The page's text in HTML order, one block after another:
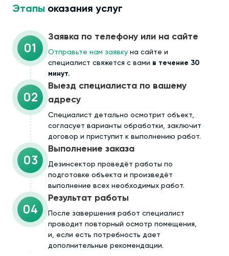
Этапы оказания услуг
01
Заявка по телефону или на сайте
Отправьте нам заявку на сайте и
специалист свяжется с вами в течение 30
минут.
02
Выезд специалиста по вашему
адресу
Cпециалист детально осмотрит объект,
согласует варианты обработки, заключит
договор и приступит к выполнению работ.
03
Выполнение заказа
Дезинсектор проведёт работы по
подготовке объекта и произведёт
выполнение всех необходимых работ.
04
Результат работы
После завершения работ специалист
проводит повторный осмотр помещения,
и, если есть потребность дает
дополнительные рекомендации.